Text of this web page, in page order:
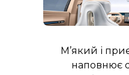
М’який і
наповнює